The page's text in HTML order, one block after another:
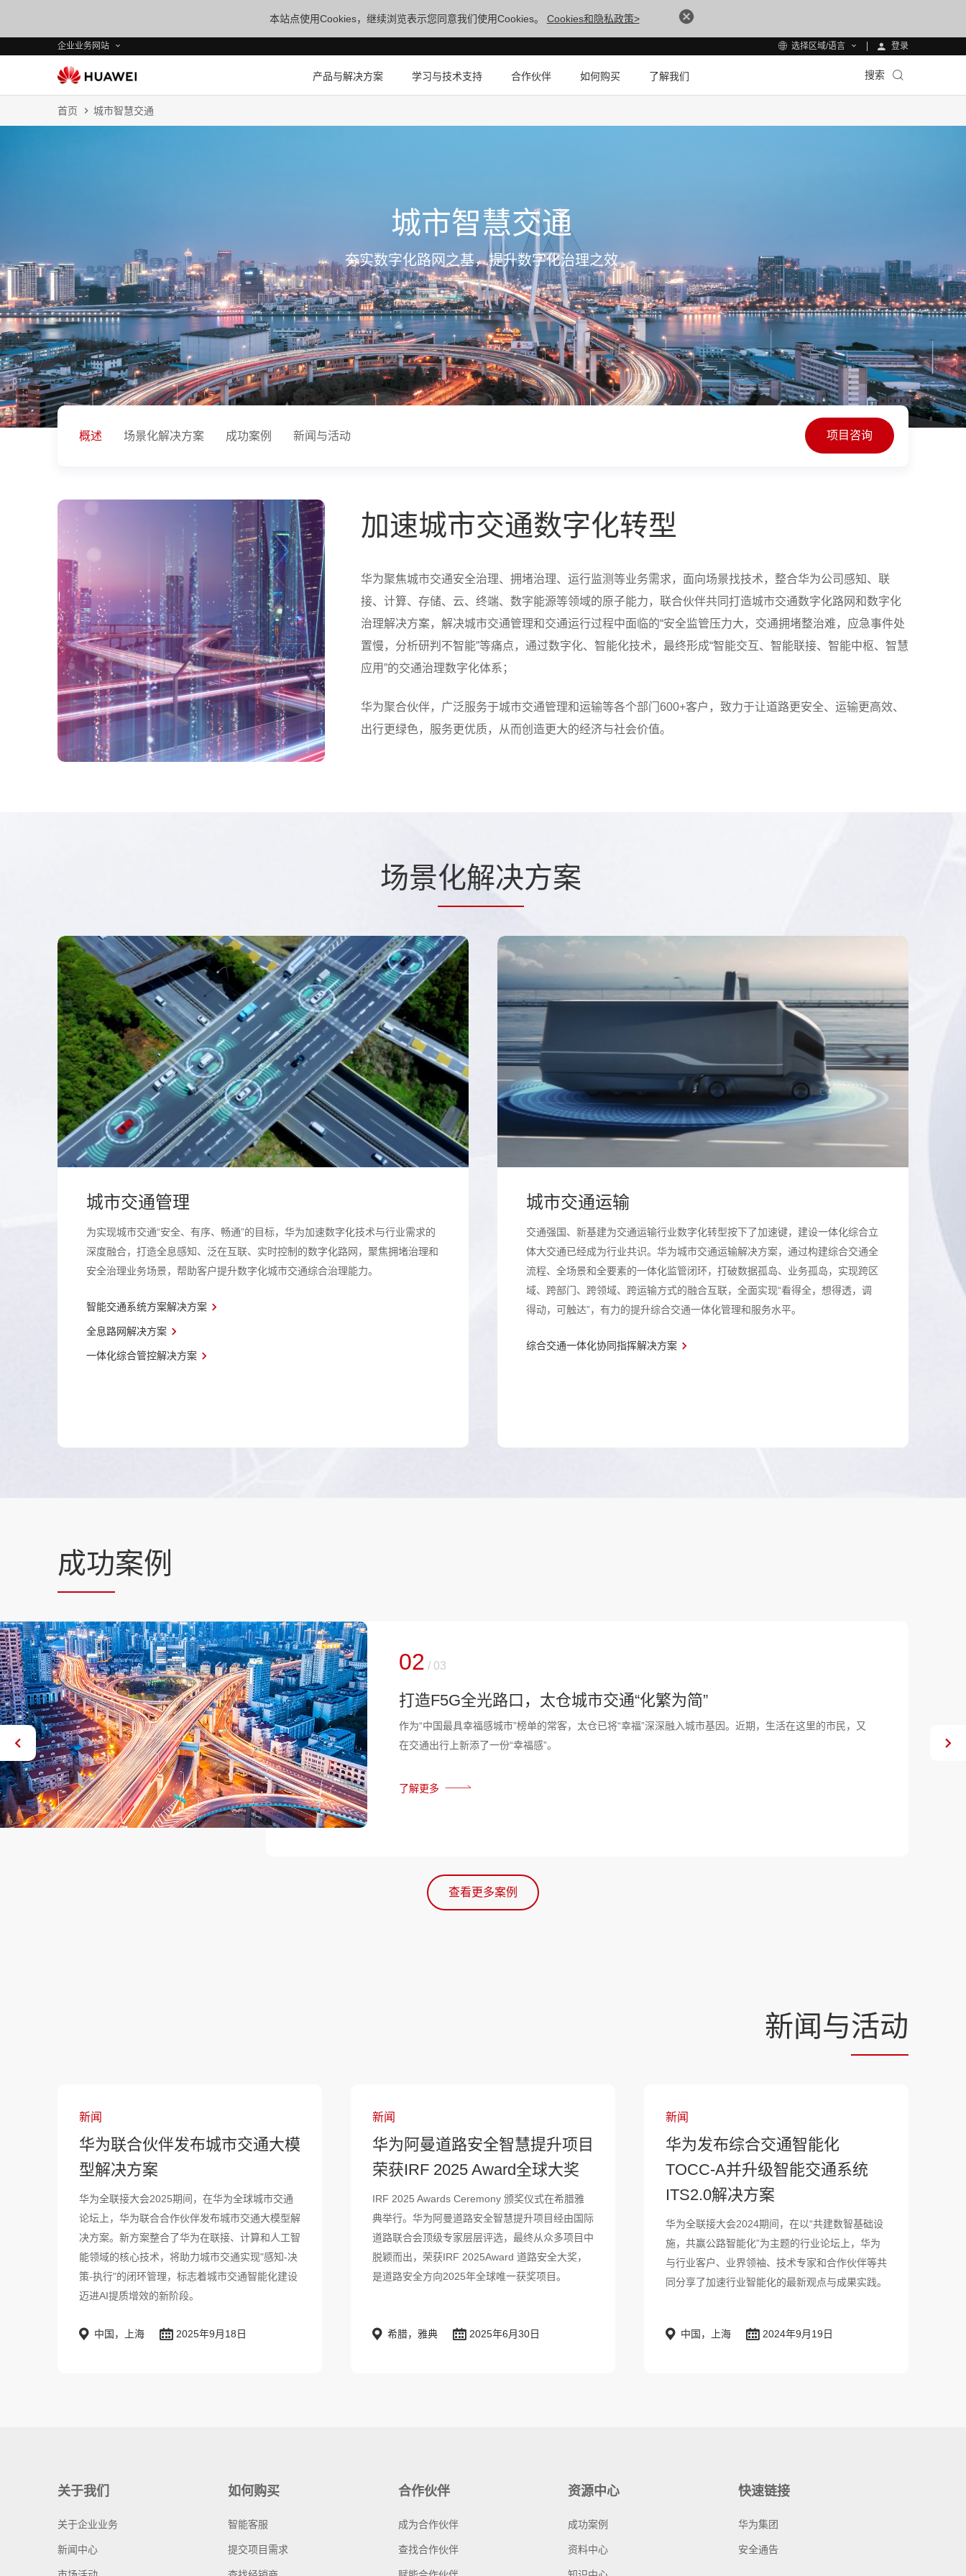
本站点使用Cookies，继续浏览表示您同意我们使用Cookies。 Cookies和隐私政策>
企业业务网站 选择区域/语言 登录
产品与解决方案 学习与技术支持 合作伙伴 如何购买 了解我们 搜索
首页 城市智慧交通
城市智慧交通
夯实数字化路网之基，提升数字化治理之效
概述 场景化解决方案 成功案例 新闻与活动 项目咨询
加速城市交通数字化转型
华为聚焦城市交通安全治理、拥堵治理、运行监测等业务需求，面向场景找技术，整合华为公司感知、联
接、计算、存储、云、终端、数字能源等领域的原子能力，联合伙伴共同打造城市交通数字化路网和数字化
治理解决方案，解决城市交通管理和交通运行过程中面临的“安全监管压力大，交通拥堵整治难，应急事件处
置慢，分析研判不智能”等痛点，通过数字化、智能化技术，最终形成“智能交互、智能联接、智能中枢、智慧
应用”的交通治理数字化体系；
华为聚合伙伴，广泛服务于城市交通管理和运输等各个部门600+客户，致力于让道路更安全、运输更高效、
出行更绿色，服务更优质，从而创造更大的经济与社会价值。
场景化解决方案
城市交通管理
为实现城市交通“安全、有序、畅通”的目标，华为加速数字化技术与行业需求的
深度融合，打造全息感知、泛在互联、实时控制的数字化路网，聚焦拥堵治理和
安全治理业务场景，帮助客户提升数字化城市交通综合治理能力。
智能交通系统方案解决方案
全息路网解决方案
一体化综合管控解决方案
城市交通运输
交通强国、新基建为交通运输行业数字化转型按下了加速键，建设一体化综合立
体大交通已经成为行业共识。华为城市交通运输解决方案，通过构建综合交通全
流程、全场景和全要素的一体化监管闭环，打破数据孤岛、业务孤岛，实现跨区
域、跨部门、跨领域、跨运输方式的融合互联，全面实现“看得全，想得透，调
得动，可触达”，有力的提升综合交通一体化管理和服务水平。
综合交通一体化协同指挥解决方案
成功案例
03 / 03
龙江交投携手华为，以全光网络筑基未来智慧交通底座
交通道路数字化、智能化进程中，网络承载至关重要，不仅需要有领先的技术架构，保持10年不过时，而
且还需要不断提高网络承载能力，承载现阶段越来越多智慧应用的用网需求。
了解更多
查看更多案例
新闻与活动
新闻
华为联合伙伴发布城市交通大模
型解决方案
华为全联接大会2025期间，在华为全球城市交通
论坛上，华为联合合作伙伴发布城市交通大模型解
决方案。新方案整合了华为在联接、计算和人工智
能领域的核心技术，将助力城市交通实现"感知-决
策-执行"的闭环管理，标志着城市交通智能化建设
迈进AI提质增效的新阶段。
中国，上海 2025年9月18日
新闻
华为阿曼道路安全智慧提升项目
荣获IRF 2025 Award全球大奖
IRF 2025 Awards Ceremony 颁奖仪式在希腊雅
典举行。华为阿曼道路安全智慧提升项目经由国际
道路联合会顶级专家层层评选，最终从众多项目中
脱颖而出，荣获IRF 2025Award 道路安全大奖，
是道路安全方向2025年全球唯一获奖项目。
希腊，雅典 2025年6月30日
新闻
华为发布综合交通智能化
TOCC-A并升级智能交通系统
ITS2.0解决方案
华为全联接大会2024期间，在以“共建数智基础设
施，共赢公路智能化”为主题的行业论坛上，华为
与行业客户、业界领袖、技术专家和合作伙伴等共
同分享了加速行业智能化的最新观点与成果实践。
中国，上海 2024年9月19日
关于我们
关于企业业务
新闻中心
如何购买
智能客服
提交项目需求
合作伙伴
成为合作伙伴
查找合作伙伴
资源中心
成功案例
资料中心
快速链接
华为集团
安全通告